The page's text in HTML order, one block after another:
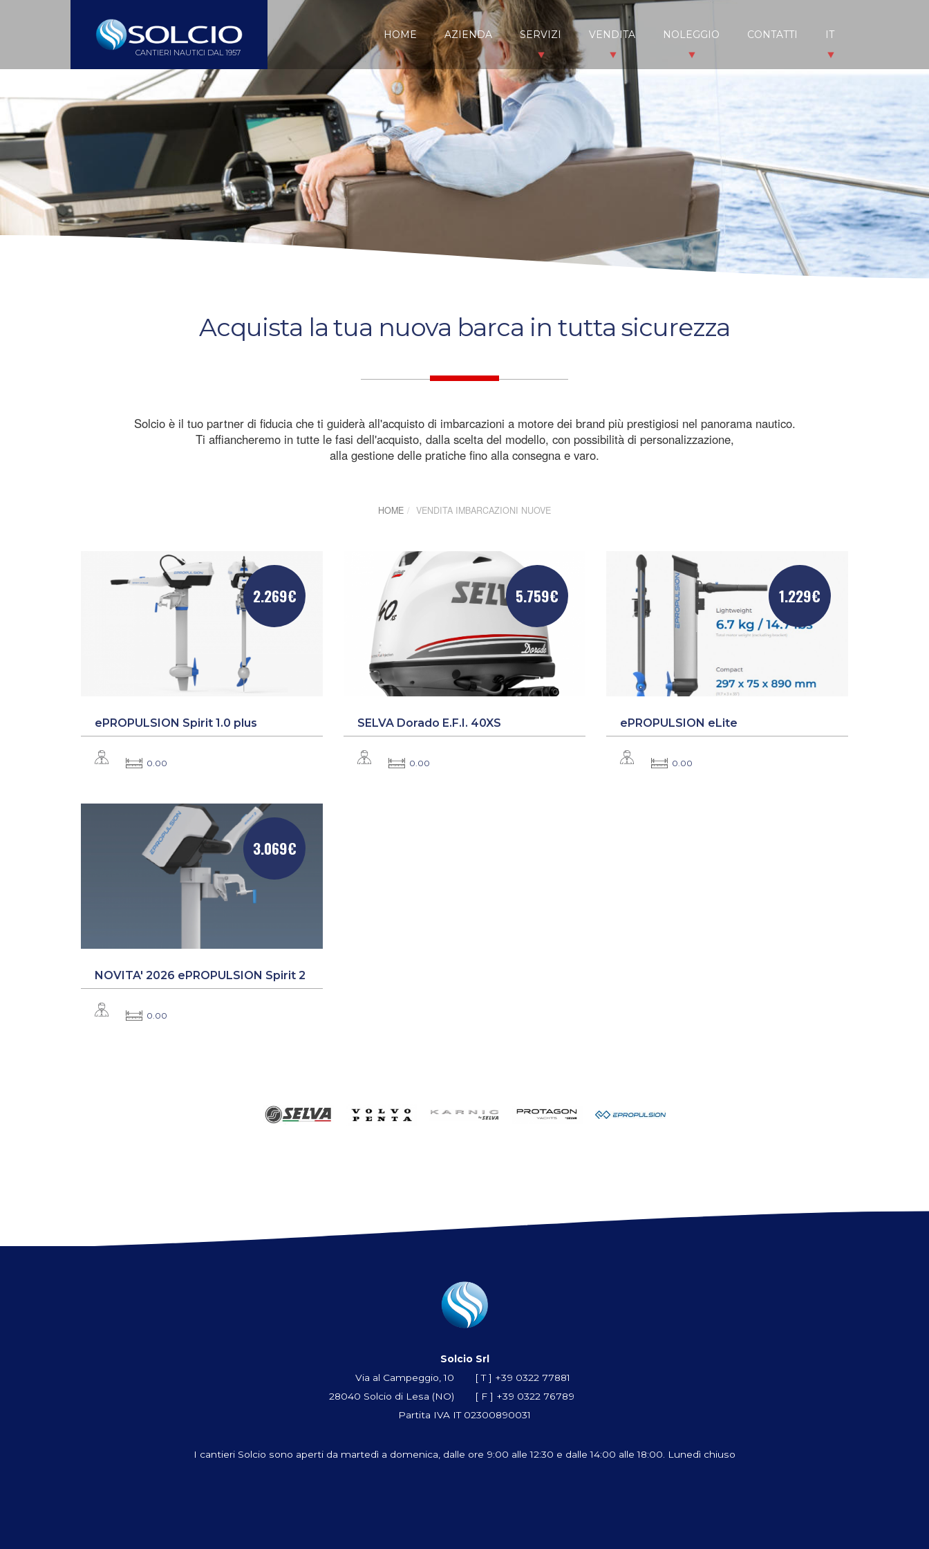
CANTIERI NAUTICI DAL 1957
HOME AZIENDA SERVIZI VENDITA NOLEGGIO CONTATTI IT
Acquista la tua nuova barca in tutta sicurezza
Solcio è il tuo partner di fiducia che ti guiderà all'acquisto di imbarcazioni a motore dei brand più prestigiosi nel panorama nautico.
Ti affiancheremo in tutte le fasi dell'acquisto, dalla scelta del modello, con possibilità di personalizzazione,
alla gestione delle pratiche fino alla consegna e varo.
HOME VENDITA IMBARCAZIONI NUOVE
2.269€
ePROPULSION Spirit 1.0 plus
0.00
5.759€
SELVA Dorado E.F.I. 40XS
0.00
1.229€
ePROPULSION eLite
0.00
3.069€
NOVITA' 2026 ePROPULSION Spirit 2
0.00
Solcio Srl
Via al Campeggio, 10
28040 Solcio di Lesa (NO)
[ T ] +39 0322 77881
[ F ] +39 0322 76789
Partita IVA IT 02300890031
I cantieri Solcio sono aperti da martedì a domenica, dalle ore 9:00 alle 12:30 e dalle 14:00 alle 18:00. Lunedì chiuso